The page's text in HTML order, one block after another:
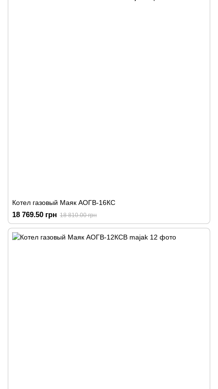
Котел газовый Маяк АОГВ-16КС
18 769.50 грн 18 810.00 грн